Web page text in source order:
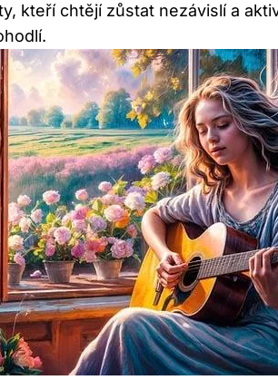
kteří chtějí zůstat nezávislí a